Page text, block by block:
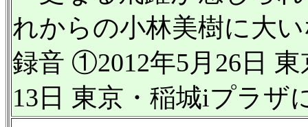
れからの小林美樹に大
録音 ①2012年5月26日
13日 東京・稲城iプラザ